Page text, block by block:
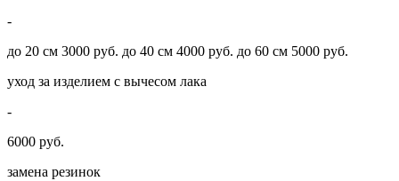
-
до 20 см 3000 руб. до 40 см 4000 руб. до 60 см 5000 руб.
уход за изделием с вычесом лака
-
6000 руб.
замена резинок